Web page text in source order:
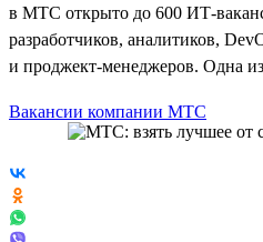
в МТС открыто до 600 ИТ-
разработчиков, аналитиков,
и проджект-менеджеров. Одна
Вакансии компании МТС